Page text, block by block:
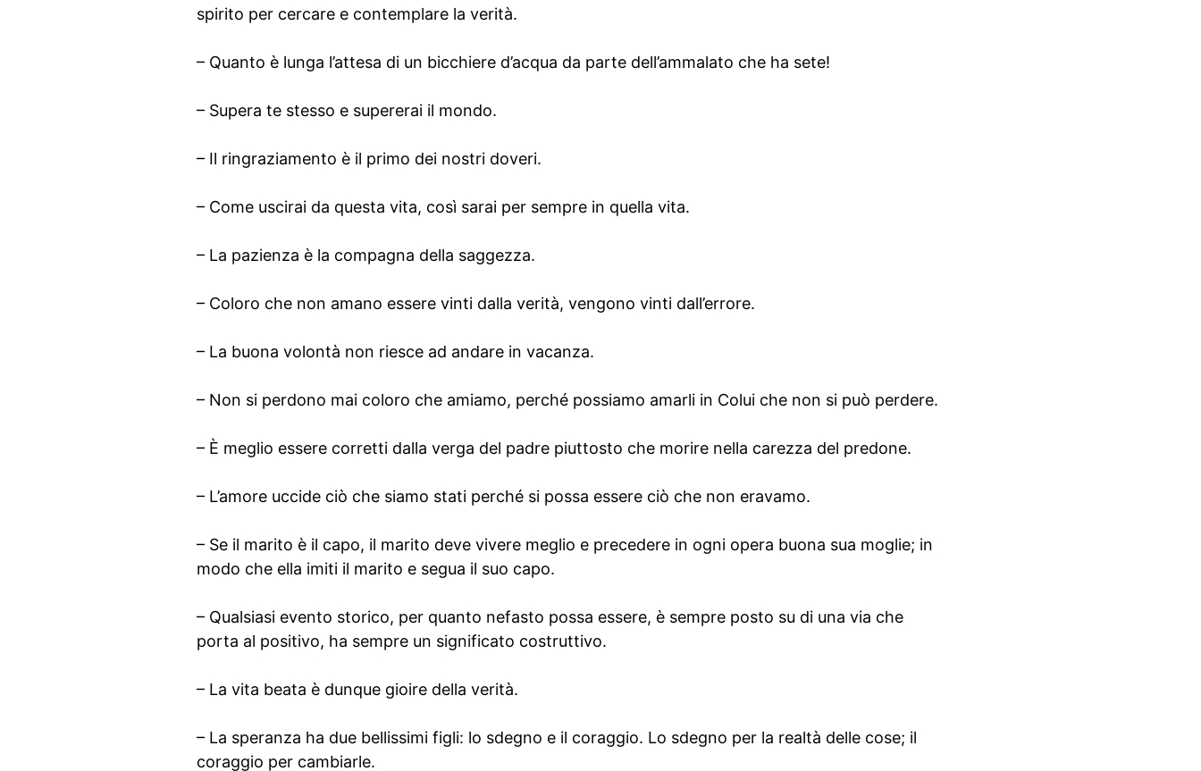
spirito per cercare e contemplare la verità.
– Quanto è lunga l’attesa di un bicchiere d’acqua da parte dell’ammalato che ha sete!
– Supera te stesso e supererai il mondo.
– Il ringraziamento è il primo dei nostri doveri.
– Come uscirai da questa vita, così sarai per sempre in quella vita.
– La pazienza è la compagna della saggezza.
– Coloro che non amano essere vinti dalla verità, vengono vinti dall’errore.
– La buona volontà non riesce ad andare in vacanza.
– Non si perdono mai coloro che amiamo, perché possiamo amarli in Colui che non si può perdere.
– È meglio essere corretti dalla verga del padre piuttosto che morire nella carezza del predone.
– L’amore uccide ciò che siamo stati perché si possa essere ciò che non eravamo.
– Se il marito è il capo, il marito deve vivere meglio e precedere in ogni opera buona sua moglie; in
modo che ella imiti il marito e segua il suo capo.
– Qualsiasi evento storico, per quanto nefasto possa essere, è sempre posto su di una via che
porta al positivo, ha sempre un significato costruttivo.
– La vita beata è dunque gioire della verità.
– La speranza ha due bellissimi figli: lo sdegno e il coraggio. Lo sdegno per la realtà delle cose; il
coraggio per cambiarle.